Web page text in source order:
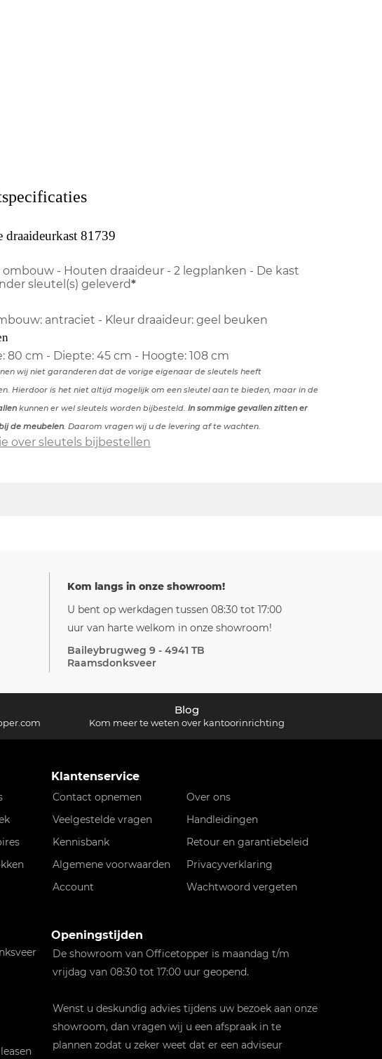
draaideurkast 81739
- Houten draaideur - 2 legplanken - De kast
sleutel(s) geleverd*
antraciet - Kleur draaideur: geel beuken
80 cm - Diepte: 45 cm - Hoogte: 108 cm
wij niet garanderen dat de vorige eigenaar de sleutels heeft
Hierdoor is het niet altijd mogelijk om een sleutel aan te bieden, maar in de
kunnen er wel sleutels worden bijbesteld. In sommige gevallen zitten er
de meubelen. Daarom vragen wij u de levering af te wachten.
over sleutels bijbestellen
Kom langs in onze showroom!
U bent op werkdagen tussen 08:30 tot 17:00
uur van harte welkom in onze showroom!
Baileybrugweg 9 - 4941 TB
Raamsdonksveer
Blog
Kom meer te weten over kantoorinrichting
Klantenservice
Contact opnemen
Over ons
Veelgestelde vragen
Handleidingen
Kennisbank
Retour en garantiebeleid
Algemene voorwaarden
Privacyverklaring
Account
Wachtwoord vergeten
Openingstijden
De showroom van Officetopper is maandag t/m
vrijdag van 08:30 tot 17:00 uur geopend.
Wenst u deskundig advies tijdens uw bezoek aan onze
showroom, dan vragen wij u een afspraak in te
plannen zodat u zeker weet dat er een adviseur